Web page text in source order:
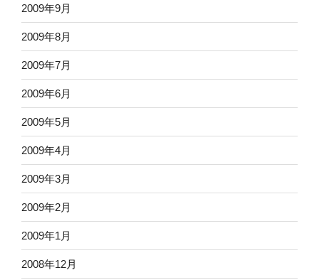
2009年9月
2009年8月
2009年7月
2009年6月
2009年5月
2009年4月
2009年3月
2009年2月
2009年1月
2008年12月